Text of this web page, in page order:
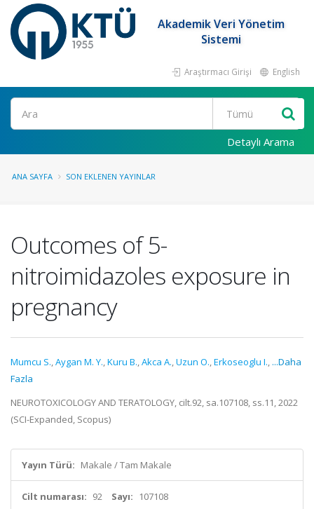
Akademik Veri Yönetim
Sistemi
Araştırmacı Girişi English
Ara
Detaylı Arama
ANA SAYFA SON EKLENEN YAYINLAR
Outcomes of 5-
nitroimidazoles exposure in
pregnancy
Mumcu S.,Aygan M. Y.,Kuru B.,Akca A.,Uzun O.,Erkoseoglu I., ...Daha
Fazla
NEUROTOXICOLOGY AND TERATOLOGY, cilt.92, sa.107108, ss.11, 2022
(SCI-Expanded, Scopus)
Yayın Türü: Makale / Tam Makale
Cilt numarası: 92 Sayı: 107108